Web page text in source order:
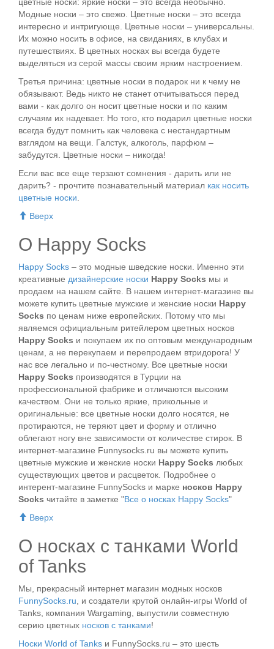
Модные носки – это свежо. Цветные носки – это всегда
интересно и интригующе. Цветные носки – универсальны.
Их можно носить в офисе, на свиданиях, в клубах и
путешествиях. В цветных носках вы всегда будете
выделяться из серой массы своим ярким настроением.
Третья причина: цветные носки в подарок ни к чему не
обязывают. Ведь никто не станет отчитыватьсся перед
вами - как долго он носит цветные носки и по каким
случаям их надевает. Но того, кто подарил цветные носки
всегда будут помнить как человека с нестандартным
взглядом на вещи. Галстук, алкоголь, парфюм –
забудутся. Цветные носки – никогда!
Если вас все еще терзают сомнения - дарить или не
дарить? - прочтите познавательный материал как носить
цветные носки
Вверх
О Happy Socks
Happy Socks – это модные шведские носки. Именно эти
креативные дизайнерские носки Happy Socks мы и
продаем на нашем сайте. В нашем интернет-магазине вы
можете купить цветные мужские и женские носки Happy
Socks по ценам ниже европейских. Потому что мы
являемся официальным ритейлером цветных носков
Happy Socks и покупаем их по оптовым международным
ценам, а не перекупаем и перепродаем втридорога! У
нас все легально и по-честному. Все цветные носки
Happy Socks производятся в Турции на
профессиональной фабрике и отличаются высоким
качеством. Они не только яркие, прикольные и
оригинальные: все цветные носки долго носятся, не
протираются, не теряют цвет и форму и отлично
облегают ногу вне зависимости от количестве стирок. В
интернет-магазине Funnysocks.ru вы можете купить
цветные мужские и женские носки Happy Socks любых
существующих цветов и расцветок. Подробнее о
интерент-магазине FunnySocks и марке носков Happy
Socks читайте в заметке "Все о носках Happy Socks"
Вверх
О носках с танками World
of Tanks
Мы, прекрасный интернет магазин модных носков
FunnySocks.ru , и создатели крутой онлайн-игры World of
Tanks, компания Wargaming, выпустили совместную
серию цветных носков с танками!
Носки World of Tanks и FunnySocks.ru – это шесть